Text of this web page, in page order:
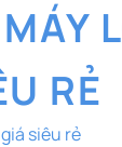
MÁY
RẺ
siêu rẻ